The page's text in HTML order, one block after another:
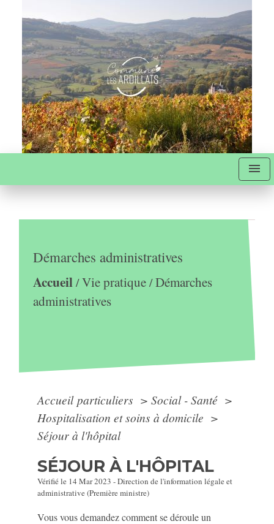
menu
Démarches administratives
Accueil/Vie pratique/Démarches
administratives
Accueil particuliers > Social - Santé >
Hospitalisation et soins à domicile >
Séjour à l'hôpital
SÉJOUR À L'HÔPITAL
Vérifié le 14 Mar 2023 - Direction de l'information légale et
administrative (Première ministre)
Vous vous demandez comment se déroule un